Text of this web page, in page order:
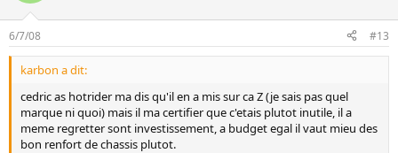
6/7/08 #13
karbon a dit:
cedric as hotrider ma dis qu'il en a mis sur ca Z (je sais pas quel
marque ni quoi) mais il ma certifier que c'etais plutot inutile, il a
meme regretter sont investissement, a budget egal il vaut mieu des
bon renfort de chassis plutot.